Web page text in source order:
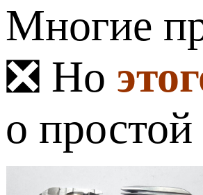
Многие
❎ Но
о